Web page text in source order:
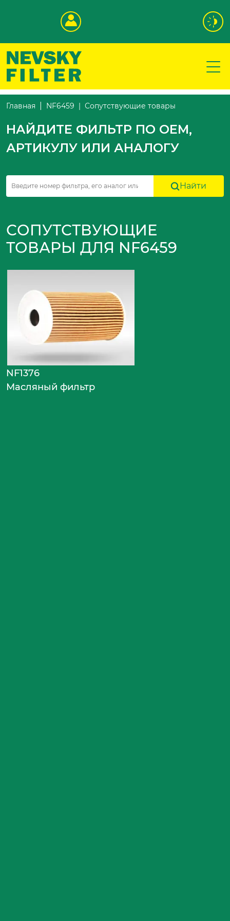
Главная NF6459 Сопутствующие товары
НАЙДИТЕ ФИЛЬТР ПО OEM,
АРТИКУЛУ ИЛИ АНАЛОГУ
Найти
СОПУТСТВУЮЩИЕ
ТОВАРЫ ДЛЯ NF6459
NF1376
Масляный фильтр